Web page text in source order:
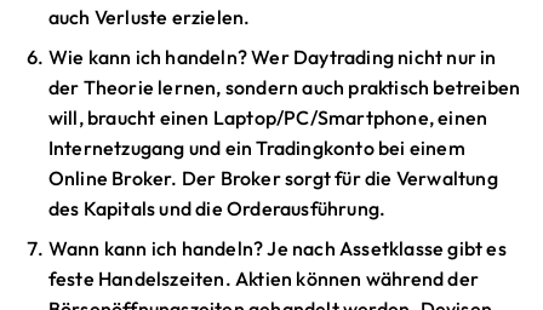
auch Verluste erzielen.
Wie kann ich handeln? Wer Daytrading nicht nur in
der Theorie lernen, sondern auch praktisch betreiben
will, braucht einen Laptop/PC/Smartphone, einen
Internetzugang und ein Tradingkonto bei einem
Online Broker. Der Broker sorgt für die Verwaltung
des Kapitals und die Orderausführung.
Wann kann ich handeln? Je nach Assetklasse gibt es
feste Handelszeiten. Aktien können während der